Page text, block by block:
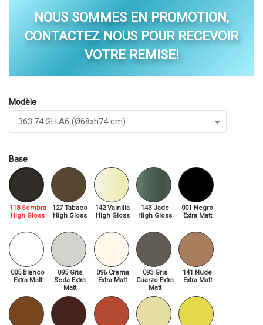
NOUS SOMMES EN PROMOTION,
CONTACTEZ NOUS POUR RECEVOIR
VOTRE REMISE!
Modèle
Base
118 Sombra
High Gloss
127 Tabaco
High Gloss
142 Vainilla
High Gloss
143 Jade
High Gloss
001 Negro
Extra Matt
005 Blanco
Extra Matt
095 Gris
Seda Extra
Matt
096 Crema
Extra Matt
093 Gris
Cuarzo Extra
Matt
141 Nude
Extra Matt